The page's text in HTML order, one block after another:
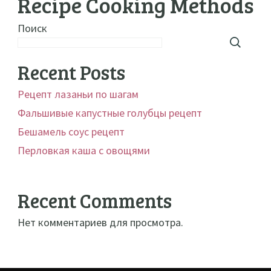
Поиск
Recent Posts
Рецепт лазаньи по шагам
Фальшивые капустные голубцы рецепт
Бешамель соус рецепт
Перловкая каша с овощями
Recent Comments
Нет комментариев для просмотра.